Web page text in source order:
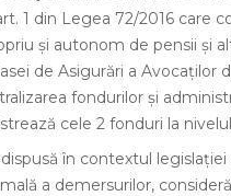
1 din Legea 72/2016 care
și autonom de pensii și
de Asigurări a Avocaților
fondurilor și
cele 2 fonduri la
în contextul
a demersurilor,